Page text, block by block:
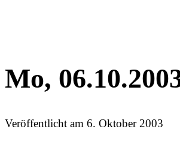
Mo,
Veröffentlicht am 6. Oktober 2003